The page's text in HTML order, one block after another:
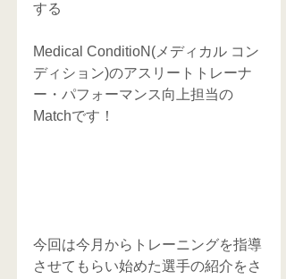
する
Medical ConditioN(メディカル コン
ディション)のアスリートトレーナ
ー・パフォーマンス向上担当の
Matchです！
今回は今月からトレーニングを指導
させてもらい始めた選手の紹介をさ